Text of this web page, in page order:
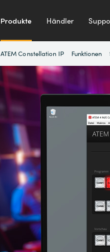
Produkte Händler
ATEM Constellation IP Funktionen